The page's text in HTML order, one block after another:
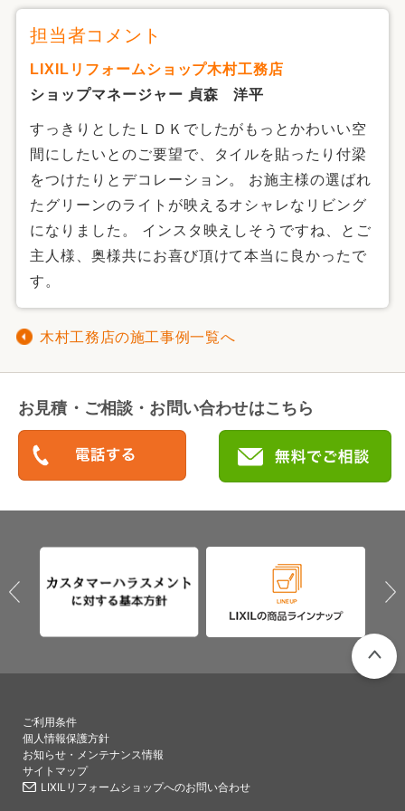
担当者コメント
LIXILリフォームショップ木村工務店
ショップマネージャー 貞森 洋平
すっきりとしたＬＤＫでしたがもっとかわいい空
間にしたいとのご要望で、タイルを貼ったり付梁
をつけたりとデコレーション。 お施主様の選ばれ
たグリーンのライトが映えるオシャレなリビング
になりました。 インスタ映えしそうですね、とご
主人様、奥様共にお喜び頂けて本当に良かったで
す。
木村工務店の施工事例一覧へ
お見積・ご相談・お問い合わせはこちら
ご利用条件
個人情報保護方針
お知らせ・メンテナンス情報
サイトマップ
LIXILリフォームショップへのお問い合わせ